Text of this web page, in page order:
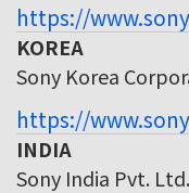
https://
KOREA
Sony Korea
https://
INDIA
Sony India Pvt. Ltd.